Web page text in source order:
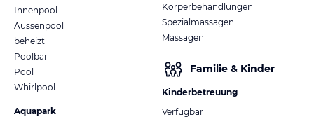
Innenpool
Aussenpool
beheizt
Poolbar
Pool
Whirlpool
Aquapark
Körperbehandlungen
Spezialmassagen
Massagen
Familie & Kinder
Kinderbetreuung
Verfügbar